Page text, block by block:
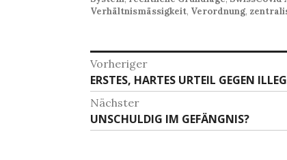
Verhältnismässigkeit, Verordnung,
Beitragsnavigation
Vorheriger
Vorheriger
Beitrag:
ERSTES, HARTES URTEIL GEGEN
Nächster
Nächster
Beitrag:
UNSCHULDIG IM GEFÄNGNIS?